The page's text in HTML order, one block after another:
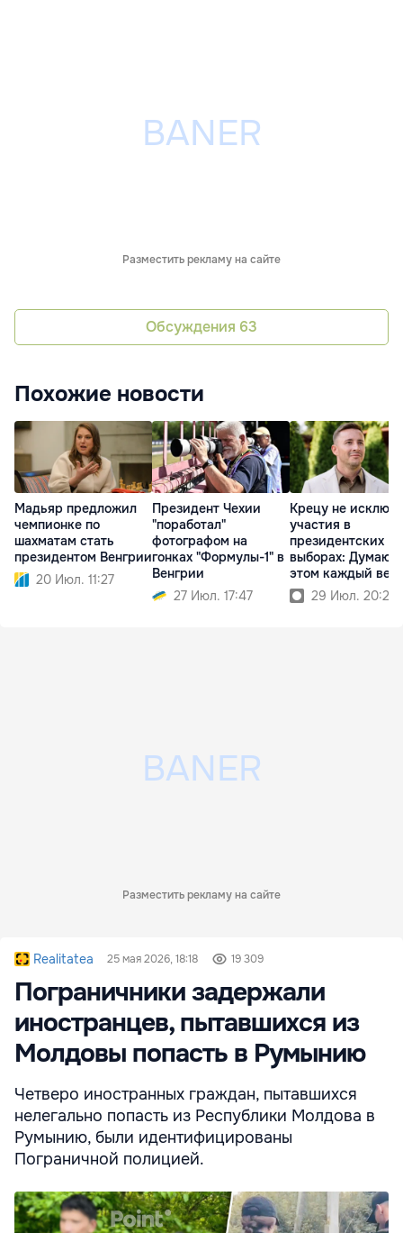
Разместить рекламу на сайте
Обсуждения 63
Похожие новости
Мадьяр предложил
чемпионке по
шахматам стать
президентом Венгрии
20 Июл. 11:27
Президент Чехии
"поработал"
фотографом на
гонках "Формулы-1" в
Венгрии
27 Июл. 17:47
Крецу не
участия в
президентских
выборах: Думаю
этом каждый
29 Июл. 20:23
Разместить рекламу на сайте
Realitatea 25 мая 2026, 18:18 19 309
Пограничники задержали
иностранцев, пытавшихся из
Молдовы попасть в Румынию
Четверо иностранных граждан, пытавшихся
нелегально попасть из Республики Молдова в
Румынию, были идентифицированы
Пограничной полицией.